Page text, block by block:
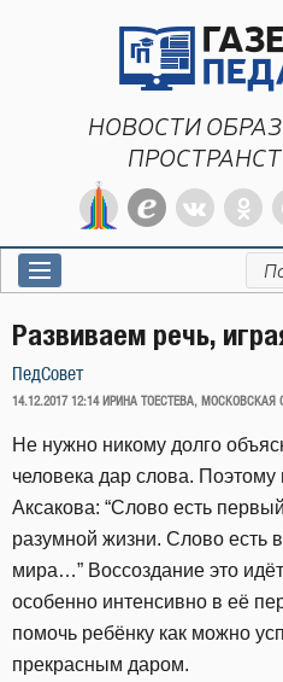
НОВОСТИ
Развиваем речь,
ПедСовет
ОПУБЛИКОВАНО
14.12.2017 12:14 ИРИНА ТОЕСТЕВА, МОСКОВСКАЯ
Не нужно никому долго
человека дар слова.
Аксакова: “Слово есть
разумной жизни. Слово есть
мира…” Воссоздание это
особенно интенсивно в её
помочь ребёнку как можно
прекрасным даром.